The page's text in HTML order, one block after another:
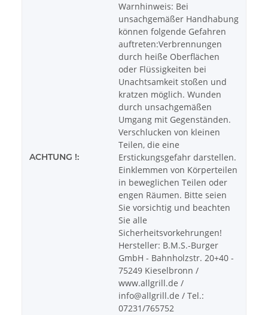
ACHTUNG !:
Warnhinweis: Bei
unsachgemäßer Handhabung
können folgende Gefahren
auftreten:Verbrennungen
durch heiße Oberflächen
oder Flüssigkeiten bei
Unachtsamkeit stoßen und
kratzen möglich. Wunden
durch unsachgemäßen
Umgang mit Gegenständen.
Verschlucken von kleinen
Teilen, die eine
Erstickungsgefahr darstellen.
Einklemmen von Körperteilen
in beweglichen Teilen oder
engen Räumen. Bitte seien
Sie vorsichtig und beachten
Sie alle
Sicherheitsvorkehrungen!
Hersteller: B.M.S.-Burger
GmbH - Bahnholzstr. 20+40 -
75249 Kieselbronn /
www.allgrill.de /
info@allgrill.de / Tel.:
07231/765752